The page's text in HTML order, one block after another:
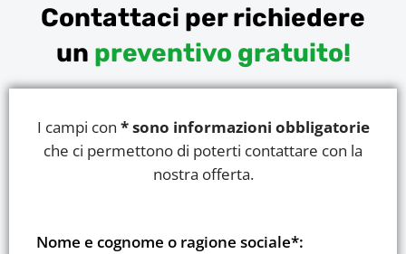
Contattaci per richiedere
un preventivo gratuito!
I campi con * sono informazioni obbligatorie
che ci permettono di poterti contattare con la
nostra offerta.
Nome e cognome o ragione sociale*: